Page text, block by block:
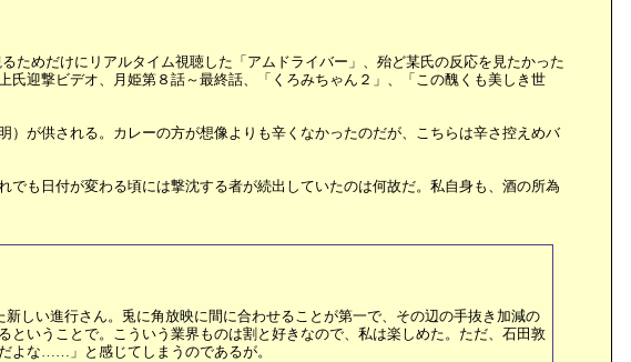
めだけにリアルタイム視聴した「アムドライバー」、殆ど某氏の反応を見たかった
迎撃ビデオ、月姫第８話～最終話、「くろみちゃん２」、「この醜くも美しき世
が供される。カレーの方が想像よりも辛くなかったのだが、こちらは辛さ控えめバ
も日付が変わる頃には撃沈する者が続出していたのは何故だ。私自身も、酒の所為
しい進行さん。兎に角放映に間に合わせることが第一で、その辺の手抜き加減の
いうことで。こういう業界ものは割と好きなので、私は楽しめた。ただ、石田敦
よな……」と感じてしまうのであるが。